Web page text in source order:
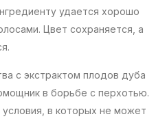
удается хорошо
Цвет сохраняется, а
с экстрактом плодов дуба
в борьбе с перхотью.
в которых не может